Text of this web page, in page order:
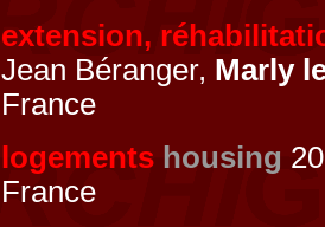
extension,
Jean Béranger, Marly
France
logements housing
France